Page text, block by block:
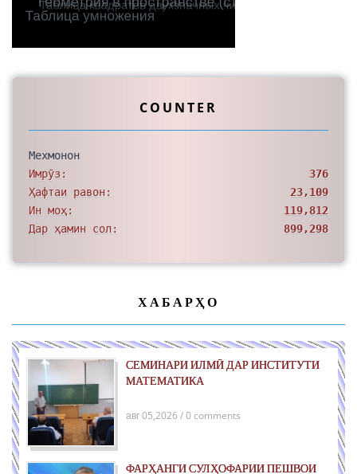
COUNTER
Мехмонон
Имрӯз:
376
Ҳафтаи равон:
23,109
Ин моҳ:
119,812
Дар ҳамин сол:
899,298
ХАБАРҲО
СЕМИНАРИ ИЛМӢ ДАР ИНСТИТУТИ
МАТЕМАТИКА
авг 05,2026 / 0 comments
ФАРҲАНГИ СУЛҲОФАРИИ ПЕШВОИ